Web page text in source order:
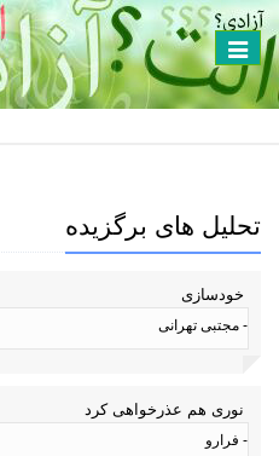
Toggle
navigation
تحلیل های برگزیده
خودسازی
- مجتبی تهرانی
نوری هم عذرخواهی کرد
- فرارو